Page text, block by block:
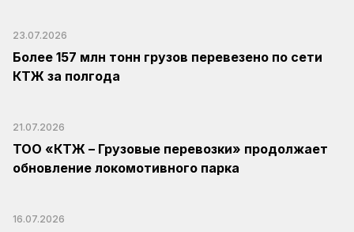
23.07.2026
Более 157 млн тонн грузов перевезено по сети
КТЖ за полгода
21.07.2026
ТОО «КТЖ – Грузовые перевозки» продолжает
обновление локомотивного парка
16.07.2026